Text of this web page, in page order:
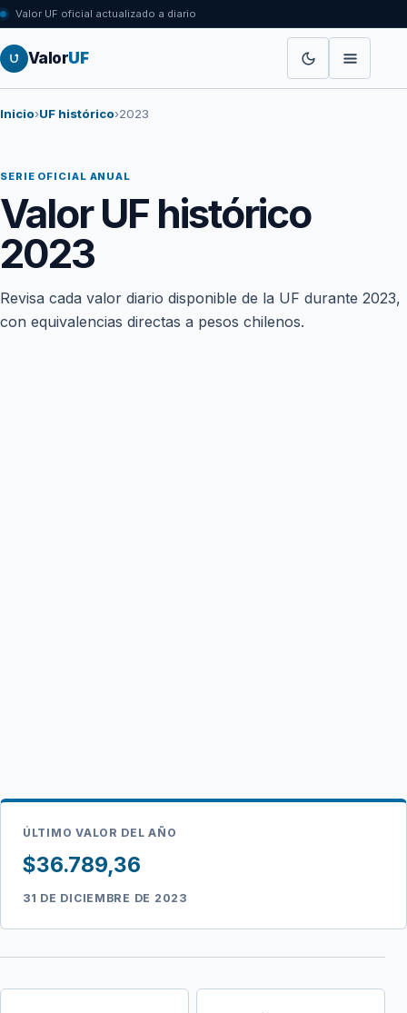
Valor UF oficial actualizado a diario
ValorUF
Inicio›UF histórico›2023
SERIE OFICIAL ANUAL
Valor UF histórico
2023
Revisa cada valor diario disponible de la UF durante 2023,
con equivalencias directas a pesos chilenos.
ÚLTIMO VALOR DEL AÑO
$36.789,36
31 DE DICIEMBRE DE 2023